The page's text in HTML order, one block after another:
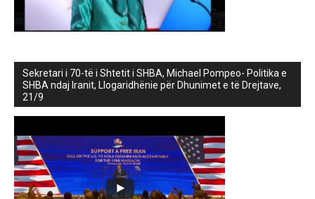
Sekretari i 70-të i Shtetit i SHBA, Michael Pompeo- Politika e
SHBA ndaj Iranit, Llogaridhënie për Dhunimet e të Drejtave,
21/9